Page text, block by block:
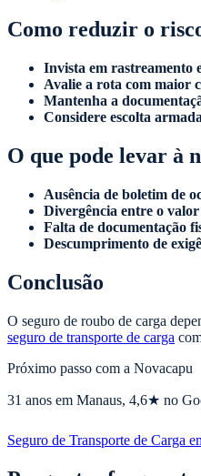
Como reduzir o
Invista em rastreamento
Avalie a rota com maior
Mantenha a
Considere escolta armada
O que pode levar à
Ausência de boletim de
Divergência entre o
Falta de documentação
Descumprimento de
Conclusão
O seguro de roubo de carga
seguro de transporte de carga
Próximo passo com a Novacapu
31 anos em Manaus, 4,6★ no
Seguro de Transporte de Carga